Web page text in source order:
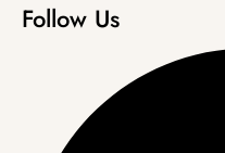
Follow Us